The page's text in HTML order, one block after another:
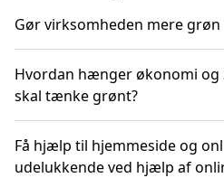
Gør virksomheden mere grøn
Hvordan hænger økonomi og
skal tænke grønt?
Få hjælp til hjemmeside og
udelukkende ved hjælp af